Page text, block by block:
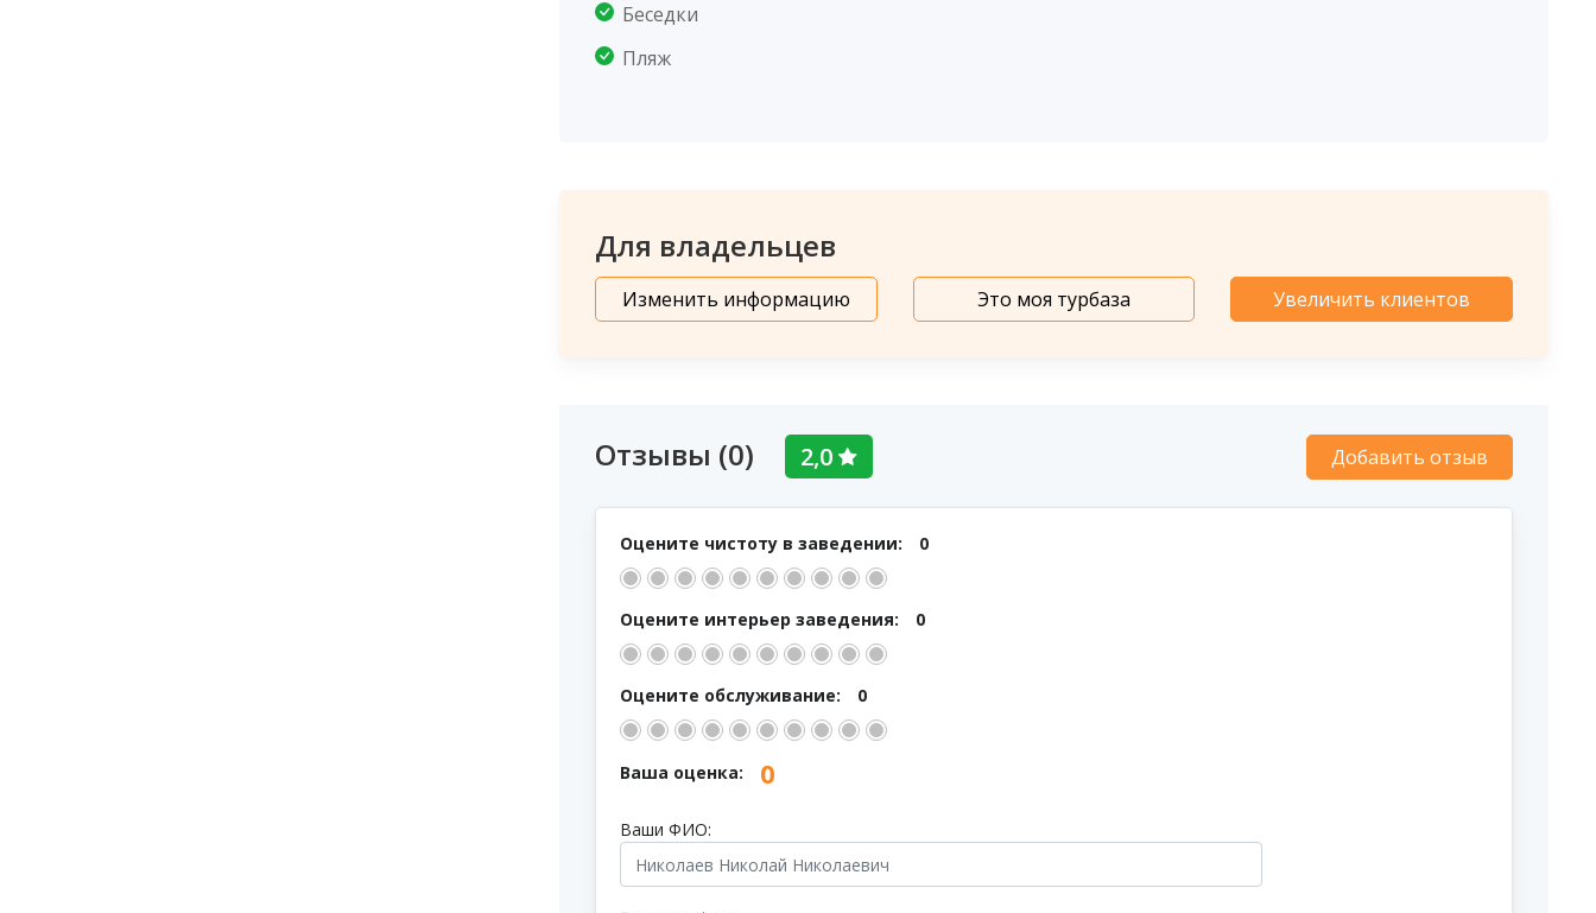
Беседки
Пляж
Для владельцев
Изменить информацию Это моя турбаза Увеличить клиентов
Добавить отзыв
Отзывы (0) 2,0
Оцените чистоту в заведении: 0
Оцените интерьер заведения: 0
Оцените обслуживание: 0
Ваша оценка: 0
Ваши ФИО: